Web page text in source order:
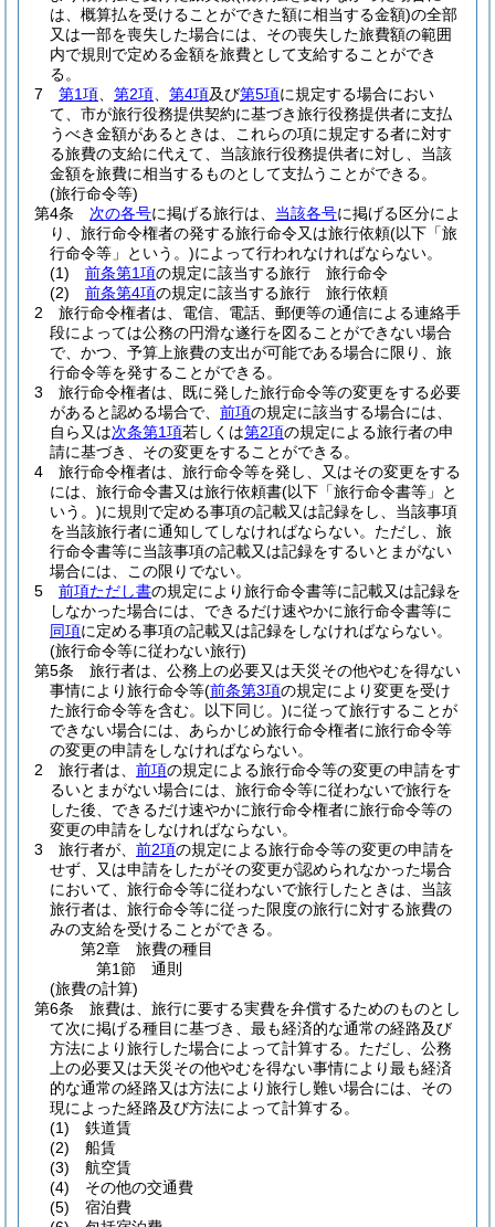
は、概算払を受けることができた額に相当する金額)の全部
又は一部を喪失した場合には、その喪失した旅費額の範囲
内で規則で定める金額を旅費として支給することができ
る。
7
第1項 第2項 第4項及び第5項に規定する場合におい
て、市が旅行役務提供契約に基づき旅行役務提供者に支払
うべき金額があるときは、これらの項に規定する者に対す
る旅費の支給に代えて、当該旅行役務提供者に対し、当該
金額を旅費に相当するものとして支払うことができる。
(旅行命令等)
第4条
次の各号に掲げる旅行は、 当該各号に掲げる区分によ
り、旅行命令権者の発する旅行命令又は旅行依頼(以下「旅
行命令等」という。)によって行われなければならない。
(1)
前条第1項の規定に該当する旅行 旅行命令
(2)
前条第4項の規定に該当する旅行 旅行依頼
2
旅行命令権者は、電信、電話、郵便等の通信による連絡手
段によっては公務の円滑な遂行を図ることができない場合
で、かつ、予算上旅費の支出が可能である場合に限り、旅
行命令等を発することができる。
3
旅行命令権者は、既に発した旅行命令等の変更をする必要
があると認める場合で、 前項の規定に該当する場合には、
自ら又は次条第1項若しくは第2項の規定による旅行者の申
請に基づき、その変更をすることができる。
4
旅行命令権者は、旅行命令等を発し、又はその変更をする
には、旅行命令書又は旅行依頼書(以下「旅行命令書等」と
いう。)に規則で定める事項の記載又は記録をし、当該事項
を当該旅行者に通知してしなければならない。 ただし、旅
行命令書等に当該事項の記載又は記録をするいとまがない
場合には、この限りでない。
5
前項ただし書の規定により旅行命令書等に記載又は記録を
しなかった場合には、できるだけ速やかに旅行命令書等に
同項に定める事項の記載又は記録をしなければならない。
(旅行命令等に従わない旅行)
第5条
旅行者は、公務上の必要又は天災その他やむを得ない
事情により旅行命令等(前条第3項の規定により変更を受け
た旅行命令等を含む。以下同じ。)に従って旅行することが
できない場合には、あらかじめ旅行命令権者に旅行命令等
の変更の申請をしなければならない。
2
旅行者は、 前項の規定による旅行命令等の変更の申請をす
るいとまがない場合には、旅行命令等に従わないで旅行を
した後、できるだけ速やかに旅行命令権者に旅行命令等の
変更の申請をしなければならない。
3
旅行者が、 前2項の規定による旅行命令等の変更の申請を
せず、又は申請をしたがその変更が認められなかった場合
において、旅行命令等に従わないで旅行したときは、当該
旅行者は、旅行命令等に従った限度の旅行に対する旅費の
みの支給を受けることができる。
第2章
旅費の種目
第1節
通則
(旅費の計算)
第6条
旅費は、旅行に要する実費を弁償するためのものとし
て次に掲げる種目に基づき、最も経済的な通常の経路及び
方法により旅行した場合によって計算する。 ただし、公務
上の必要又は天災その他やむを得ない事情により最も経済
的な通常の経路又は方法により旅行し難い場合には、その
現によった経路及び方法によって計算する。
(1)
鉄道賃
(2)
船賃
(3)
航空賃
(4)
その他の交通費
(5)
宿泊費